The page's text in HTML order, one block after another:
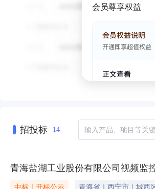
会员尊享权益
招投标 14
青海盐湖工业股份有限公司视频监
中标｜开标公示
青海省｜西宁市｜城西